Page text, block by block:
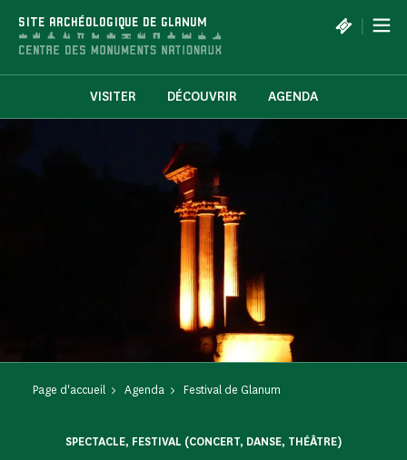
SITE ARCHÉOLOGIQUE DE GLANUM |
VISITER DÉCOUVRIR AGENDA
Page d'accueil Agenda Festival de Glanum
SPECTACLE, FESTIVAL (CONCERT, DANSE, THÉÂTRE)